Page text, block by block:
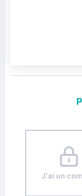
J'ai un